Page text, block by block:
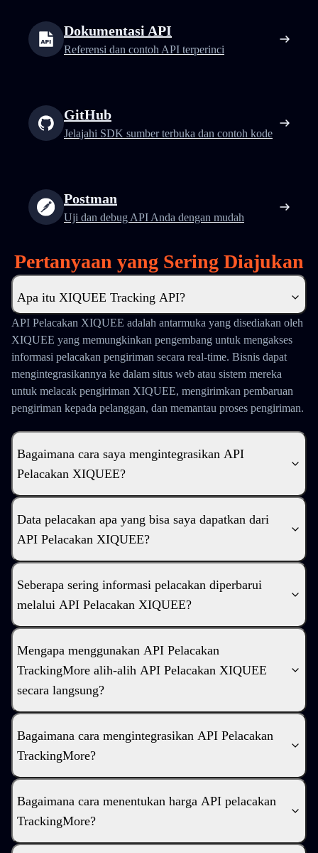
Dokumentasi API
Referensi dan contoh API terperinci
GitHub
Jelajahi SDK sumber terbuka dan contoh kode
Postman
Uji dan debug API Anda dengan mudah
Pertanyaan yang Sering Diajukan
Apa itu XIQUEE Tracking API?
API Pelacakan XIQUEE adalah antarmuka yang disediakan oleh
XIQUEE yang memungkinkan pengembang untuk mengakses
informasi pelacakan pengiriman secara real-time. Bisnis dapat
mengintegrasikannya ke dalam situs web atau sistem mereka
untuk melacak pengiriman XIQUEE, mengirimkan pembaruan
pengiriman kepada pelanggan, dan memantau proses pengiriman.
Bagaimana cara saya mengintegrasikan API
Pelacakan XIQUEE?
Data pelacakan apa yang bisa saya dapatkan dari
API Pelacakan XIQUEE?
Seberapa sering informasi pelacakan diperbarui
melalui API Pelacakan XIQUEE?
Mengapa menggunakan API Pelacakan
TrackingMore alih-alih API Pelacakan XIQUEE
secara langsung?
Bagaimana cara mengintegrasikan API Pelacakan
TrackingMore?
Bagaimana cara menentukan harga API pelacakan
TrackingMore?